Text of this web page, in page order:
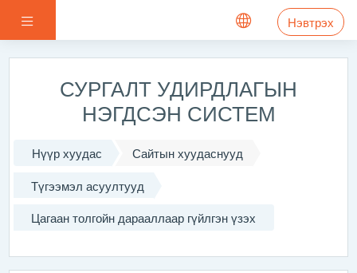
Хажуугийн самбар Нэвтрэх
СУРГАЛТ УДИРДЛАГЫН
НЭГДСЭН СИСТЕМ
Нүүр хуудас
Сайтын хуудаснууд
Түгээмэл асуултууд
Цагаан толгойн дарааллаар гүйлгэн үзэх